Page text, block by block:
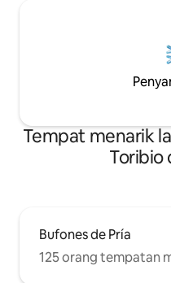
Tempat menarik
Toribio
Bufones de Pría
125 orang tempatan